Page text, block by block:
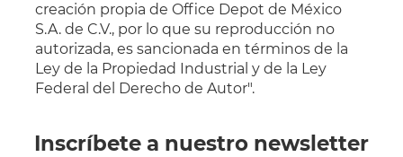
creación propia de Office Depot de México
S.A. de C.V., por lo que su reproducción no
autorizada, es sancionada en términos de la
Ley de la Propiedad Industrial y de la Ley
Federal del Derecho de Autor".
Inscríbete a nuestro newsletter